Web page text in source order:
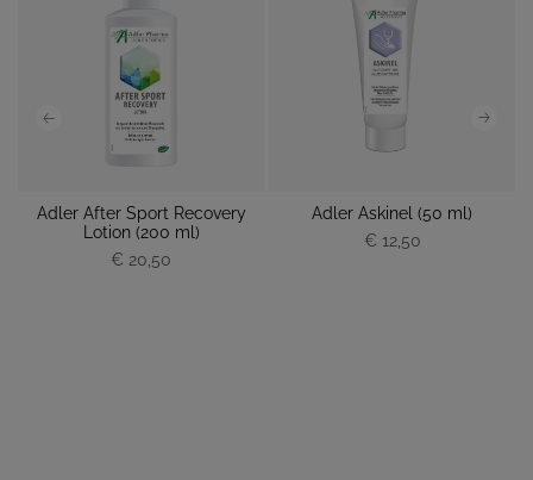
Adler After Sport Recovery
Lotion (200 ml)
€ 20,50
Adler Askinel (50 ml)
€ 12,50